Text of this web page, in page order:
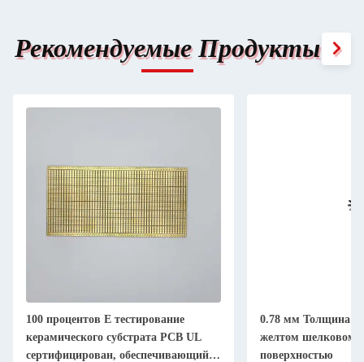
Рекомендуемые Продукты
100 процентов E тестирование
керамического субстрата PCB UL
сертифицирован, обеспечивающий
0.78 мм Толщина
желтом шелковом
поверхностью